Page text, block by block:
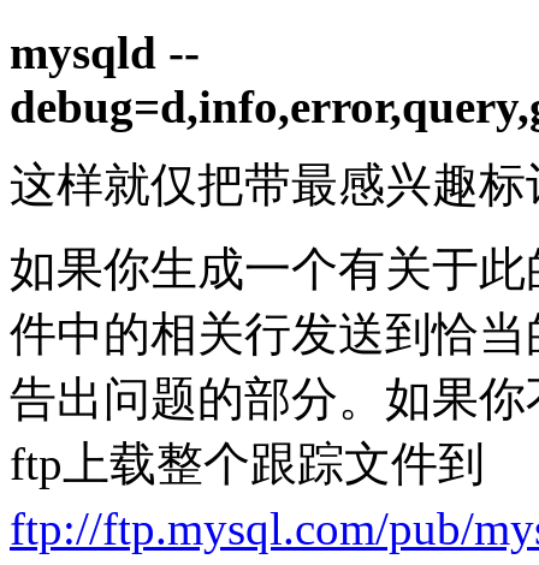
mysqld --
这样就仅把带最感兴趣
如果你生成一个有关于
件中的相关行发送到恰
告出问题的部分。如果
ftp上载整个跟踪文件到
ftp://ftp.mysql.com/pub/